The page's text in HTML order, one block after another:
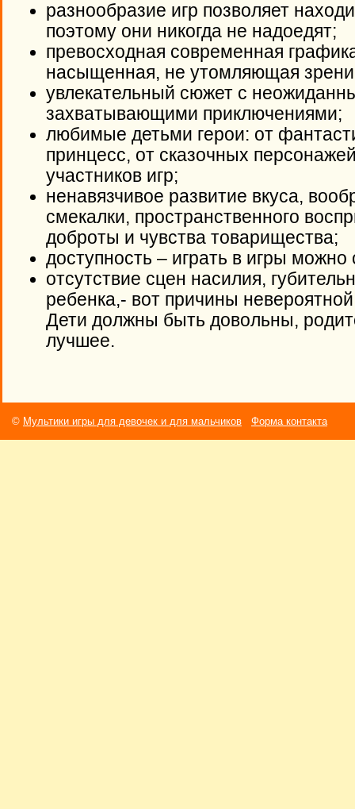
разнообразие игр позволяет
поэтому они никогда не надоедят;
превосходная современная
насыщенная, не утомляющая
увлекательный сюжет с
захватывающими приключениями;
любимые детьми герои: от
принцесс, от сказочных
участников игр;
ненавязчивое развитие вкуса,
смекалки, пространственного
доброты и чувства товарищества;
доступность – играть в игры
отсутствие сцен насилия,
ребенка,- вот причины
Дети должны быть довольны,
лучшее.
© Мультики игры для девочек и для мальчиков Форма контакта